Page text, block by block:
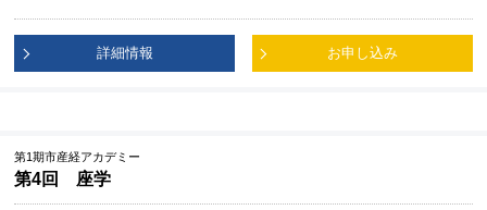
詳細情報 お申し込み
第1期市産経アカデミー
第4回 座学